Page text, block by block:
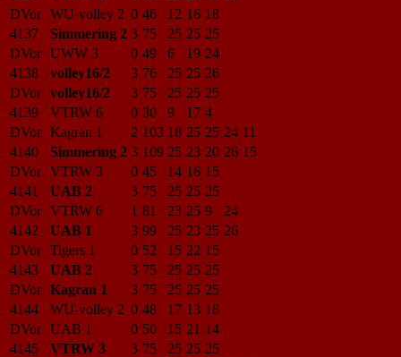
DVor WU-volley 2 0 46 12 16 18
4137
Simmering 2 3 75 25 25 25
DVor UWW 3 0 49 6 19 24
4138
volley16/2 3 76 25 25 26
DVor volley16/2 3 75 25 25 25
4139
VTRW 6 0 30 9 17 4
DVor Kagran 1 2 103 18 25 25 24 11
4140
Simmering 2 3 109 25 23 20 26 15
DVor VTRW 3 0 45 14 16 15
4141
UAB 2 3 75 25 25 25
DVor VTRW 6 1 81 23 25 9
24
4142
UAB 1 3 99 25 23 25 26
DVor Tigers 1 0 52 15 22 15
4143
UAB 2 3 75 25 25 25
DVor Kagran 1 3 75 25 25 25
4144
WU-volley 2 0 48 17 13 18
DVor UAB 1 0 50 15 21 14
4145
VTRW 3 3 75 25 25 25